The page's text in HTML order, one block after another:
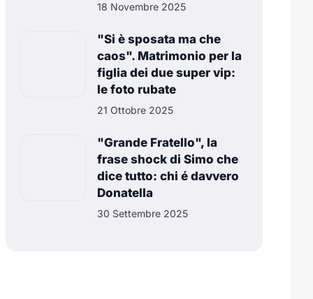
18 Novembre 2025
"Si è sposata ma che
caos". Matrimonio per la
figlia dei due super vip:
le foto rubate
21 Ottobre 2025
"Grande Fratello", la
frase shock di Simo che
dice tutto: chi é davvero
Donatella
30 Settembre 2025